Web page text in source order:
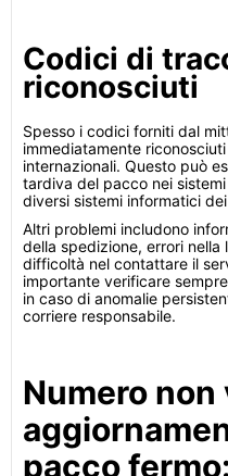
Codici di
riconosciuti
Spesso i codici forniti dal
immediatamente
internazionali. Questo può
tardiva del pacco nei
diversi sistemi informatici
Altri problemi includono
della spedizione, errori
difficoltà nel contattare il
importante verificare
in caso di anomalie
corriere responsabile.
Numero non
pacco